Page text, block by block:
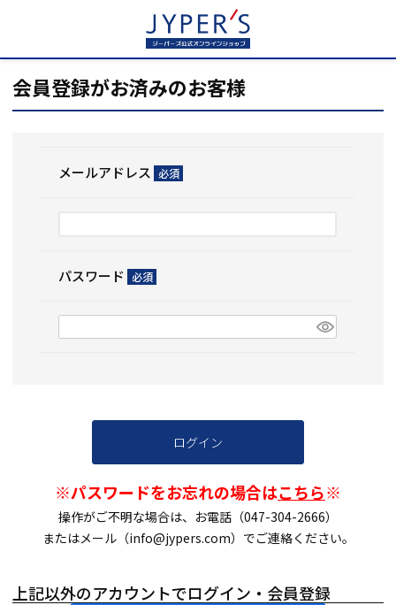
会員登録がお済みのお客様
メールアドレス
パスワード
須)
ログイン
※パスワードをお忘れの場合はこちら※
操作がご不明な場合は、お電話（047-304-2666）
またはメール（info@jypers.com）でご連絡ください。
上記以外のアカウントでログイン・会員登録